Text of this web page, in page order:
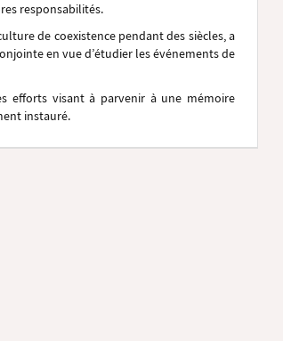
responsabilités.
de coexistence pendant des siècles, a
en vue d’étudier les événements de
efforts visant à parvenir à une mémoire
instauré.